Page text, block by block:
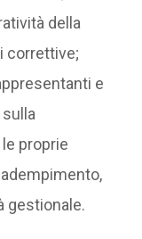
della
correttive;
e
proprie
gestionale.